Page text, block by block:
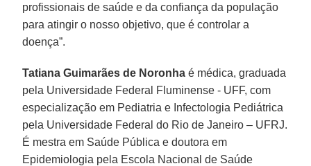
profissionais de saúde e da confiança da população
para atingir o nosso objetivo, que é controlar a
doença”.
Tatiana Guimarães de Noronha é médica, graduada
pela Universidade Federal Fluminense - UFF, com
especialização em Pediatria e Infectologia Pediátrica
pela Universidade Federal do Rio de Janeiro – UFRJ.
É mestra em Saúde Pública e doutora em
Epidemiologia pela Escola Nacional de Saúde